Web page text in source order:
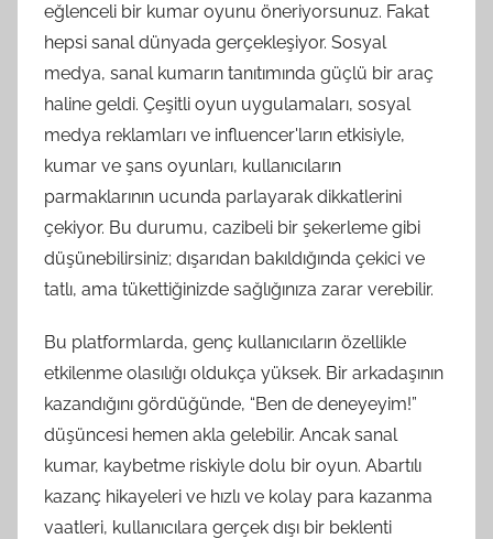
eğlenceli bir kumar oyunu öneriyorsunuz. Fakat
hepsi sanal dünyada gerçekleşiyor. Sosyal
medya, sanal kumarın tanıtımında güçlü bir araç
haline geldi. Çeşitli oyun uygulamaları, sosyal
medya reklamları ve influencer'ların etkisiyle,
kumar ve şans oyunları, kullanıcıların
parmaklarının ucunda parlayarak dikkatlerini
çekiyor. Bu durumu, cazibeli bir şekerleme gibi
düşünebilirsiniz; dışarıdan bakıldığında çekici ve
tatlı, ama tükettiğinizde sağlığınıza zarar verebilir.
Bu platformlarda, genç kullanıcıların özellikle
etkilenme olasılığı oldukça yüksek. Bir arkadaşının
kazandığını gördüğünde, “Ben de deneyeyim!”
düşüncesi hemen akla gelebilir. Ancak sanal
kumar, kaybetme riskiyle dolu bir oyun. Abartılı
kazanç hikayeleri ve hızlı ve kolay para kazanma
vaatleri, kullanıcılara gerçek dışı bir beklenti